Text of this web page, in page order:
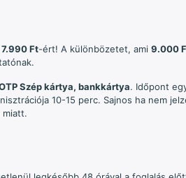
7.990 Ft-ért! A különbözetet, ami 9.000
Szép kártya, bankkártya. Időpont
10-15 perc. Sajnos ha nem
miatt.